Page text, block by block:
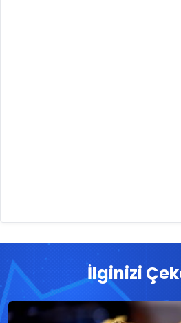
İlginizi